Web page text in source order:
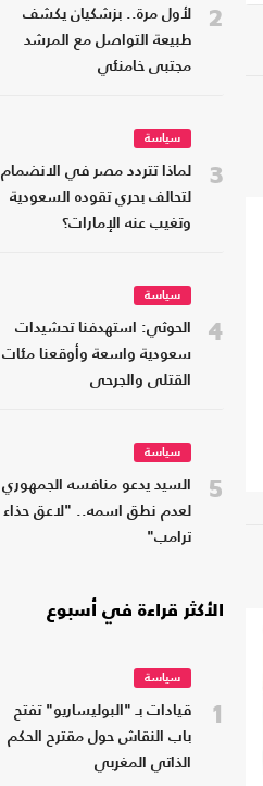
2
لأول مرة.. بزشكيان يكشف
طبيعة التواصل مع المرشد
مجتبى خامنئي
3
سياسة
لماذا تتردد مصر في الانضمام
لتحالف بحري تقوده السعودية
وتغيب عنه الإمارات؟
4
سياسة
الحوثي: استهدفنا تحشيدات
سعودية واسعة وأوقعنا مئات
القتلى والجرحى
5
سياسة
السيد يدعو منافسه الجمهوري
لعدم نطق اسمه.. "لاعق حذاء
ترامب"
الأكثر قراءة في أسبوع
1
سياسة
قيادات بـ "البوليساريو" تفتح
باب النقاش حول مقترح الحكم
الذاتي المغربي